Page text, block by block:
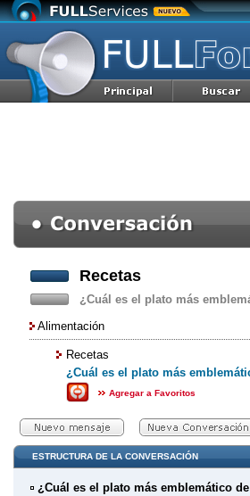
Recetas
¿Cuál es el plato más
Alimentación
Recetas
¿Cuál es el plato más
Agregar a Favoritos
ESTRUCTURA DE LA CONVERSACIÓN
¿Cuál es el plato más emblemático